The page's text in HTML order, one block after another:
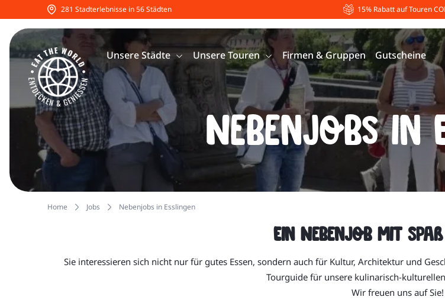
281 Stadterlebnisse in 56 Städten 15% Rabatt auf Touren
Unsere Städte Unsere Touren Firmen & Gruppen Gutscheine
Nebenjobs in
Home Jobs Nebenjobs in Esslingen
Ein Nebenjob mit
Sie interessieren sich nicht nur für gutes Essen, sondern auch für Kultur, Architektur und
Tourguide für unsere kulinarisch-
Wir freuen uns auf Sie!